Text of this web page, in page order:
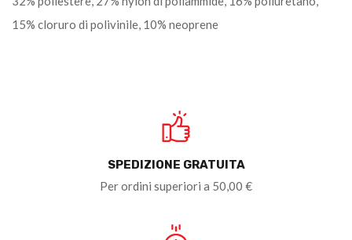
15% cloruro di polivinile, 10% neoprene
SPEDIZIONE GRATUITA
Per ordini superiori a 50,00 €